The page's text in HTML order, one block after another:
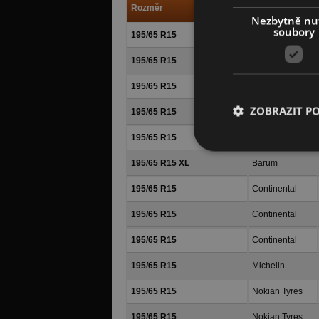
Rozměr Výrobce
195/65 R15 Rovelo
195/65 R15
195/65 R15
195/65 R15 Matador
195/65 R15
195/65 R15 XL Barum
195/65 R15 Continental
195/65 R15 Continental
195/65 R15 Continental
195/65 R15 Michelin
195/65 R15 Nokian Tyres
195/65 R15 Nokian Tyres
Nezbytně
soubory
ZOBRAZIT